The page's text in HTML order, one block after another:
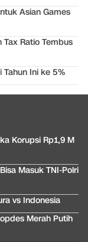
Asian Games
Ratio Tembus
Tahun Ini ke 5%
Korupsi Rp1,9 M
Masuk TNI-Polri
vs Indonesia
Merah Putih